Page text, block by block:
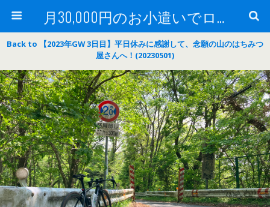
月30,000円のお小遣いでロードバイク
Back to 【2023年GW 3日目】平日休みに感謝して、念願の山のはちみつ
屋さんへ！(20230501)